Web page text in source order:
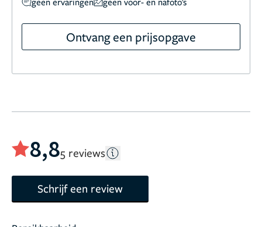
Ontvang een prijsopgave
8,85 reviews
Schrijf een review